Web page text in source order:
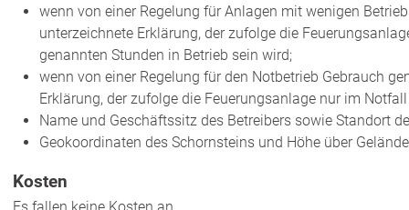
wenn von einer Regelung für Anlagen mit wenigen
unterzeichnete Erklärung, der zufolge die
genannten Stunden in Betrieb sein wird;
wenn von einer Regelung für den Notbetrieb Gebrauch
Erklärung, der zufolge die Feuerungsanlage nur im
Name und Geschäftssitz des Betreibers sowie Standort
Geokoordinaten des Schornsteins und Höhe über
Kosten